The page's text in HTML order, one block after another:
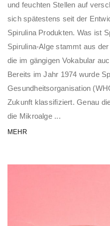
und feuchten Stellen auf
sich spätestens seit der
Spirulina Produkten. Was ist
Spirulina-Alge stammt aus
die im gängigen Vokabular
Bereits im Jahr 1974 wurde
Gesundheitsorganisation
Zukunft klassifiziert. Genau
die Mikroalge ...
MEHR